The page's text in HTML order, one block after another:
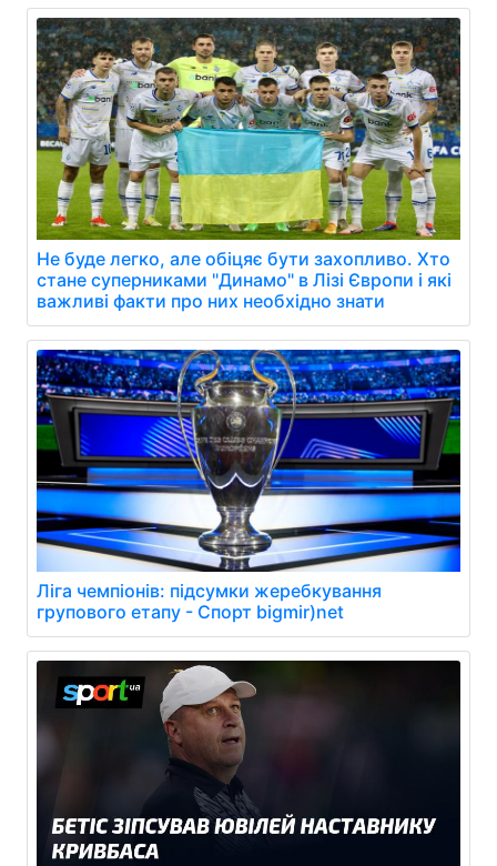
Не буде легко, але обіцяє бути захопливо. Хто
стане суперниками "Динамо" в Лізі Європи і які
важливі факти про них необхідно знати
Ліга чемпіонів: підсумки жеребкування
групового етапу - Спорт bigmir)net